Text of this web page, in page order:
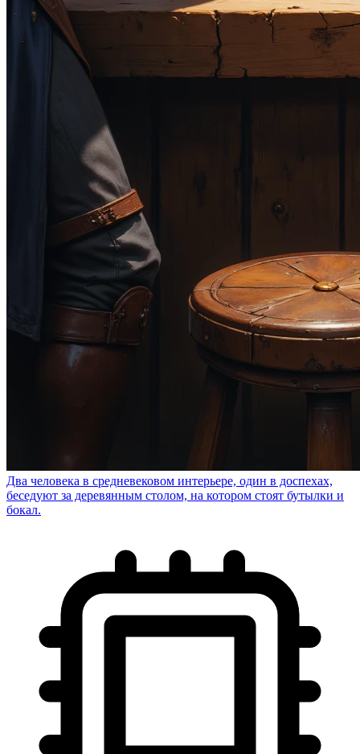
Два человека в средневековом интерьере, один в доспехах,
беседуют за деревянным столом, на котором стоят бутылки и
бокал.